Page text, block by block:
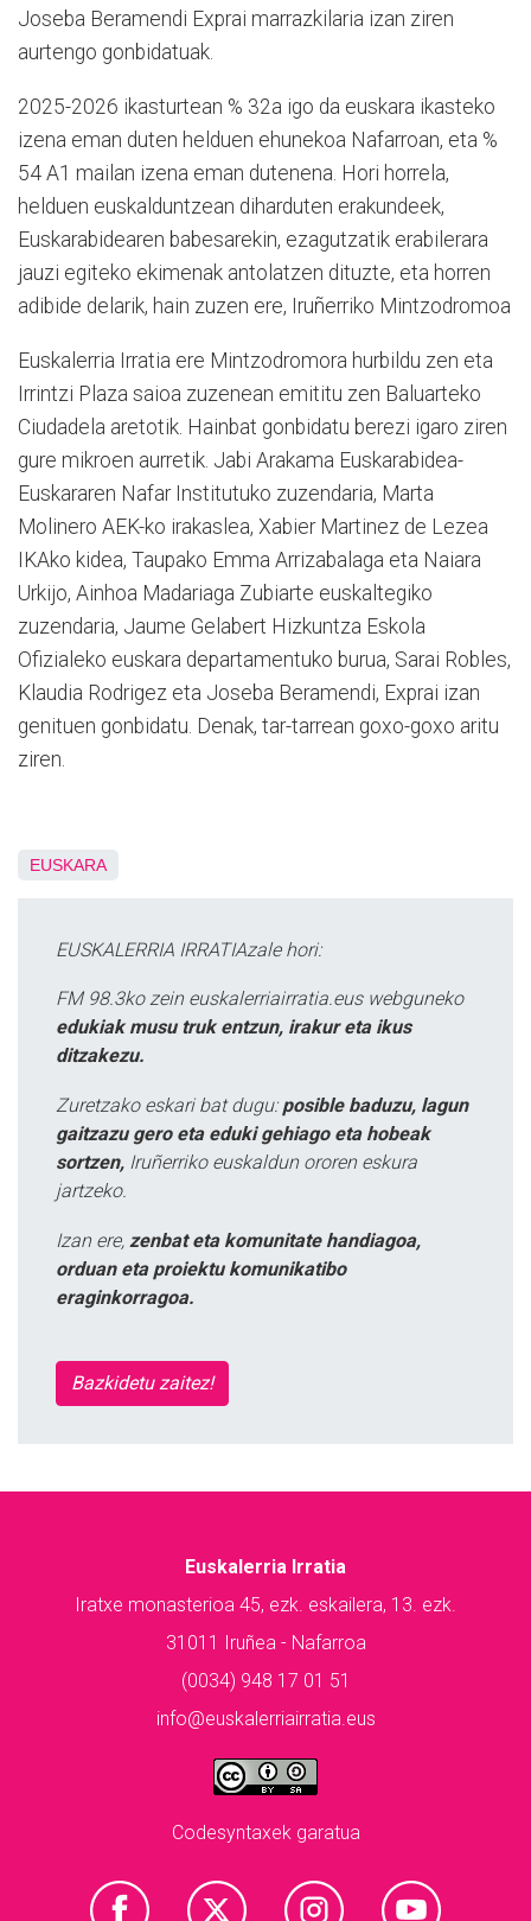
Joseba Beramendi Exprai marrazkilaria izan ziren
aurtengo gonbidatuak.
2025-2026 ikasturtean % 32a igo da euskara ikasteko
izena eman duten helduen ehunekoa Nafarroan, eta %
54 A1 mailan izena eman dutenena. Hori horrela,
helduen euskalduntzean diharduten erakundeek,
Euskarabidearen babesarekin, ezagutzatik erabilerara
jauzi egiteko ekimenak antolatzen dituzte, eta horren
adibide delarik, hain zuzen ere, Iruñerriko Mintzodromoa
Euskalerria Irratia ere Mintzodromora hurbildu zen eta
Irrintzi Plaza saioa zuzenean emititu zen Baluarteko
Ciudadela aretotik. Hainbat gonbidatu berezi igaro ziren
gure mikroen aurretik. Jabi Arakama Euskarabidea-
Euskararen Nafar Institutuko zuzendaria, Marta
Molinero AEK-ko irakaslea, Xabier Martinez de Lezea
IKAko kidea, Taupako Emma Arrizabalaga eta Naiara
Urkijo, Ainhoa Madariaga Zubiarte euskaltegiko
zuzendaria, Jaume Gelabert Hizkuntza Eskola
Ofizialeko euskara departamentuko burua, Sarai Robles,
Klaudia Rodrigez eta Joseba Beramendi, Exprai izan
genituen gonbidatu. Denak, tar-tarrean goxo-goxo aritu
ziren.
EUSKARA
EUSKALERRIA IRRATIAzale hori:
FM 98.3ko zein euskalerriairratia.eus webguneko
edukiak musu truk entzun, irakur eta ikus
ditzakezu.
Zuretzako eskari bat dugu: posible baduzu, lagun
gaitzazu gero eta eduki gehiago eta hobeak
sortzen, Iruñerriko euskaldun ororen eskura
jartzeko.
Izan ere, zenbat eta komunitate handiagoa,
orduan eta proiektu komunikatibo
eraginkorragoa.
Bazkidetu zaitez!
Euskalerria Irratia
Iratxe monasterioa 45, ezk. eskailera, 13. ezk.
31011 Iruñea - Nafarroa
(0034) 948 17 01 51
info@euskalerriairratia.eus
Codesyntaxek garatua